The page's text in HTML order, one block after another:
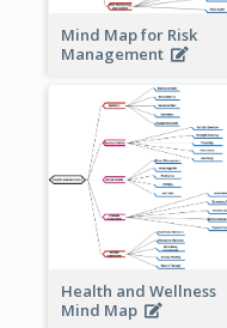
Mind Map for Risk
Management
Health and Wellness
Mind Map